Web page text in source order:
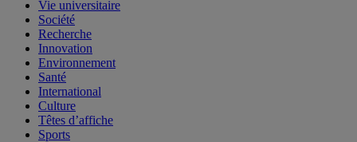
Vie universitaire
Société
Recherche
Innovation
Environnement
Santé
International
Culture
Têtes d’affiche
Sports